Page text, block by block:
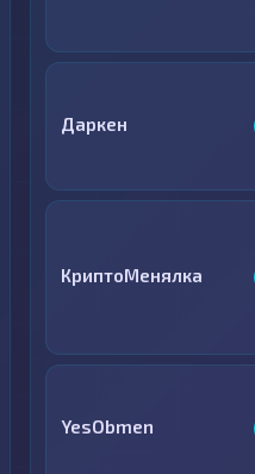
Даркен
КриптоМенялка
YesObmen